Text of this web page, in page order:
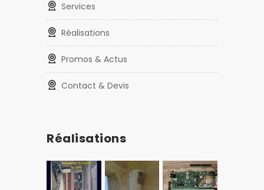
Services
Réalisations
Promos & Actus
Contact & Devis
Réalisations